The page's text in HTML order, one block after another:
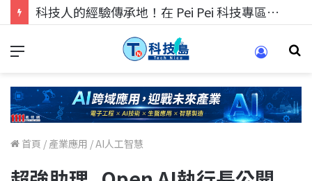
科技人的經驗傳承地！在 Pei Pei 科技專區，與學弟妹交流最硬核的技術
首頁 / 產業應用 /AI人工智慧